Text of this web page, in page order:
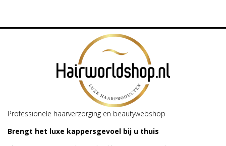
Professionele haarverzorging en beautywebshop
Brengt het luxe kappersgevoel bij u thuis